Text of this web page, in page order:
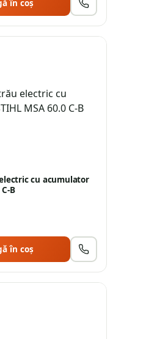
în coș
cu acumulator
B
în coș